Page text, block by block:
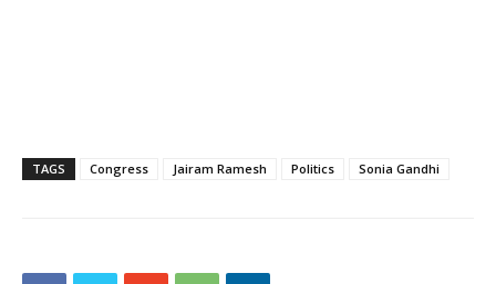
TAGS Congress Jairam Ramesh Politics Sonia Gandhi